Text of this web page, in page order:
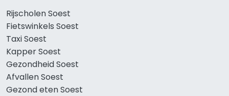
Rijscholen Soest
Fietswinkels Soest
Taxi Soest
Kapper Soest
Gezondheid Soest
Afvallen Soest
Gezond eten Soest